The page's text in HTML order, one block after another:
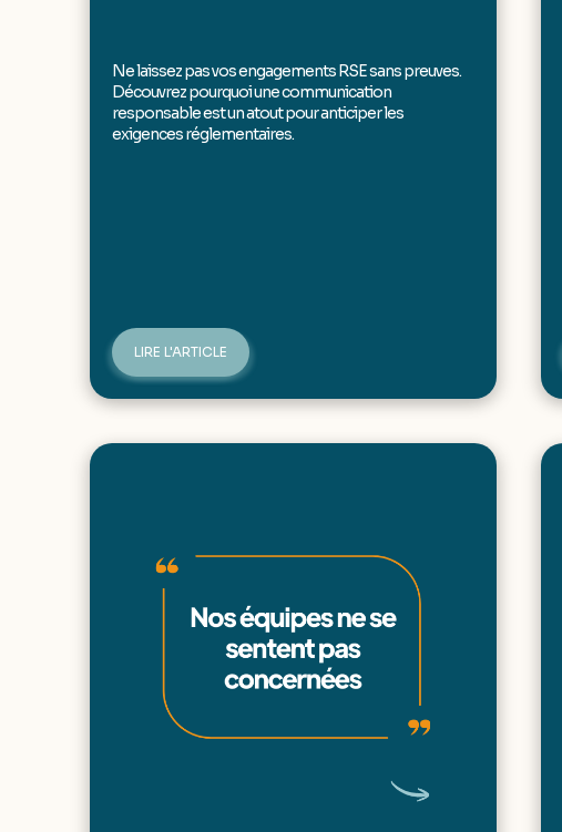
Ne laissez pas vos engagements RSE sans preuves.
Découvrez pourquoi une communication
responsable est un atout pour anticiper les
exigences réglementaires.
LIRE L'ARTICLE